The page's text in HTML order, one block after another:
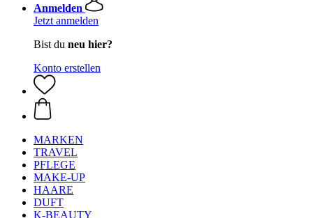
Anmelden
Jetzt anmelden
Bist du neu hier?
Konto erstellen
MARKEN
TRAVEL
PFLEGE
MAKE-UP
HAARE
DUFT
K-BEAUTY